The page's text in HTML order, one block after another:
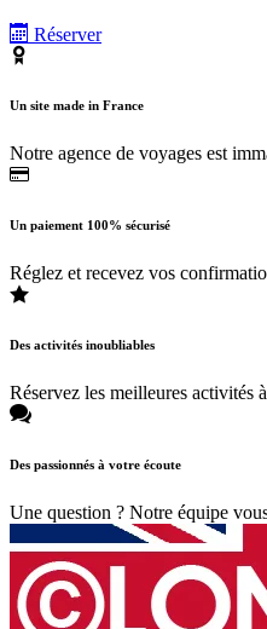
Réserver
Un site made in France
Notre agence de voyages est
Un paiement 100% sécurisé
Réglez et recevez vos
Des activités inoubliables
Réservez les meilleures activités
Des passionnés à votre écoute
Une question ? Notre équipe